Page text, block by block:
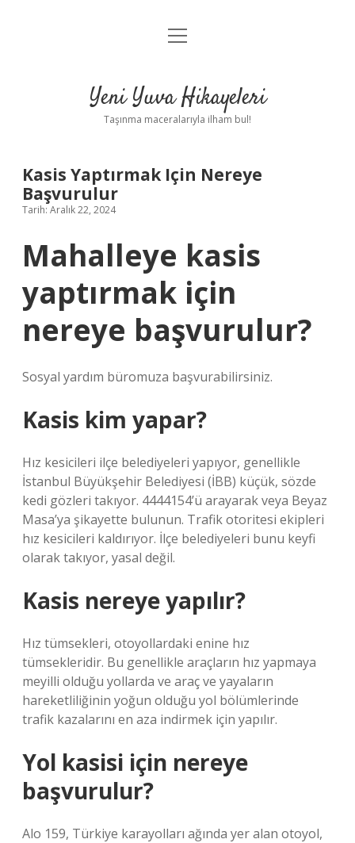
Anasayfa
Yasal Uyarı
menüyü
Yeni Yuva Hikayeleri
Taşınma maceralarıyla ilham bul!
Kasis Yaptırmak Için Nereye
Başvurulur
Tarih: Aralık 22, 2024
Mahalleye kasis
yaptırmak için
nereye başvurulur?
Sosyal yardım büromuza başvurabilirsiniz.
Kasis kim yapar?
Hız kesicileri ilçe belediyeleri yapıyor, genellikle
İstanbul Büyükşehir Belediyesi (İBB) küçük, sözde
kedi gözleri takıyor. 4444154’ü arayarak veya Beyaz
Masa’ya şikayette bulunun. Trafik otoritesi ekipleri
hız kesicileri kaldırıyor. İlçe belediyeleri bunu keyfi
olarak takıyor, yasal değil.
Kasis nereye yapılır?
Hız tümsekleri, otoyollardaki enine hız
tümsekleridir. Bu genellikle araçların hız yapmaya
meyilli olduğu yollarda ve araç ve yayaların
hareketliliğinin yoğun olduğu yol bölümlerinde
trafik kazalarını en aza indirmek için yapılır.
Yol kasisi için nereye
başvurulur?
Alo 159, Türkiye karayolları ağında yer alan otoyol,